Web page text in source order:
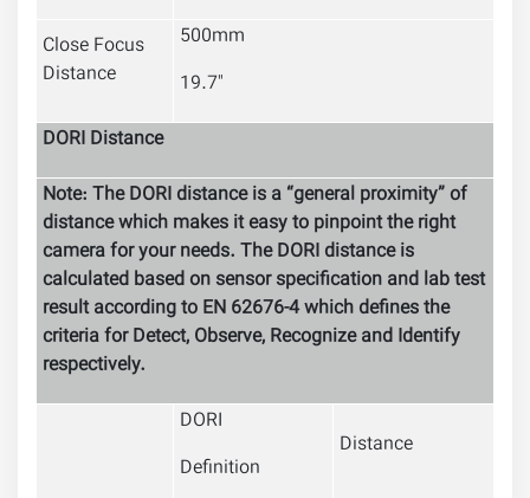
Close Focus
Distance
500mm
19.7''
DORI Distance
Note: The DORI distance is a “general proximity” of
distance which makes it easy to pinpoint the right
camera for your needs. The DORI distance is
calculated based on sensor specification and lab test
result according to EN 62676-4 which defines the
criteria for Detect, Observe, Recognize and Identify
respectively.
DORI
Definition
Distance